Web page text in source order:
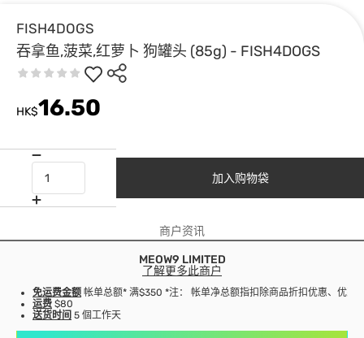
FISH4DOGS
吞拿鱼,菠菜,红萝卜 狗罐头 (85g) - FISH4DOGS
HK$16.50
加入购物袋
商户资讯
MEOW9 LIMITED
了解更多此商户
免运费金额 帐单总额* 满$350 *注： 帐单净总额指扣除商品折扣优惠、优惠
运费 $80
送货时间 5 個工作天